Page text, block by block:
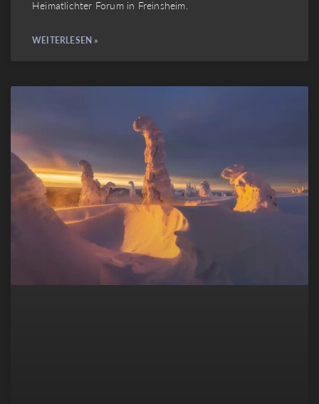
Heimatlichter Forum in Freinsheim.
WEITERLESEN »